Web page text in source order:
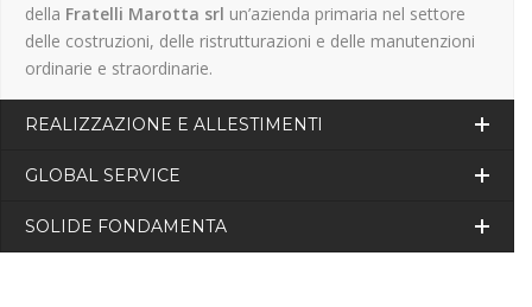
della Fratelli Marotta srl un’azienda primaria nel settore
delle costruzioni, delle ristrutturazioni e delle manutenzioni
ordinarie e straordinarie.
REALIZZAZIONE E ALLESTIMENTI
GLOBAL SERVICE
SOLIDE FONDAMENTA